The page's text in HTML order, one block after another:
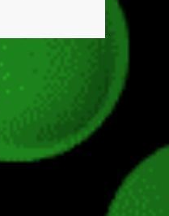
los compramos
en camino a
Transmite tu
más...
que nada
gratuitos que
regiones. Dichos
limitados o no se
de América
lista más
una descripción
de forma gratuita
y Xbox 360 a